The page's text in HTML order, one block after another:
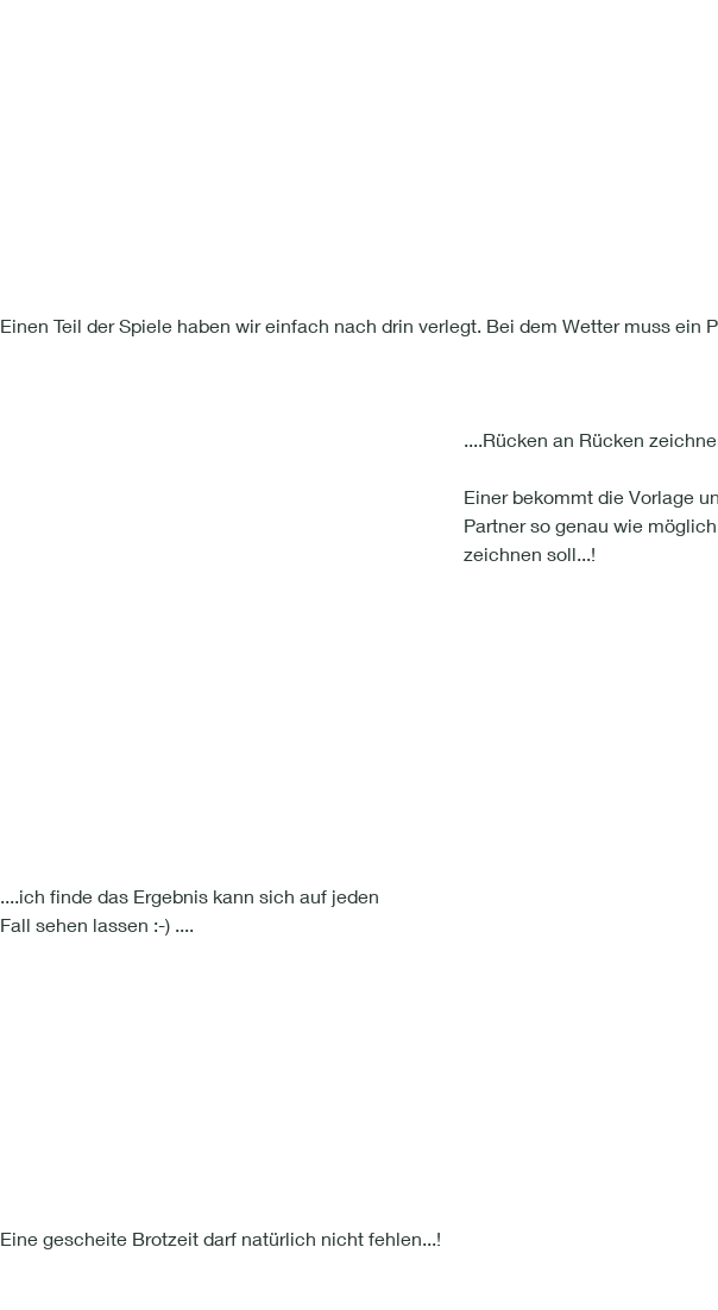
Einen Teil der Spiele haben wir einfach nach drin verlegt. Bei dem Wetter muss ein
....Rücken an Rücken
Einer bekommt die Vorlage
Partner so genau wie
zeichnen soll...!
....ich finde das Ergebnis kann sich auf jeden
Fall sehen lassen :-) ....
Eine gescheite Brotzeit darf natürlich nicht fehlen...!